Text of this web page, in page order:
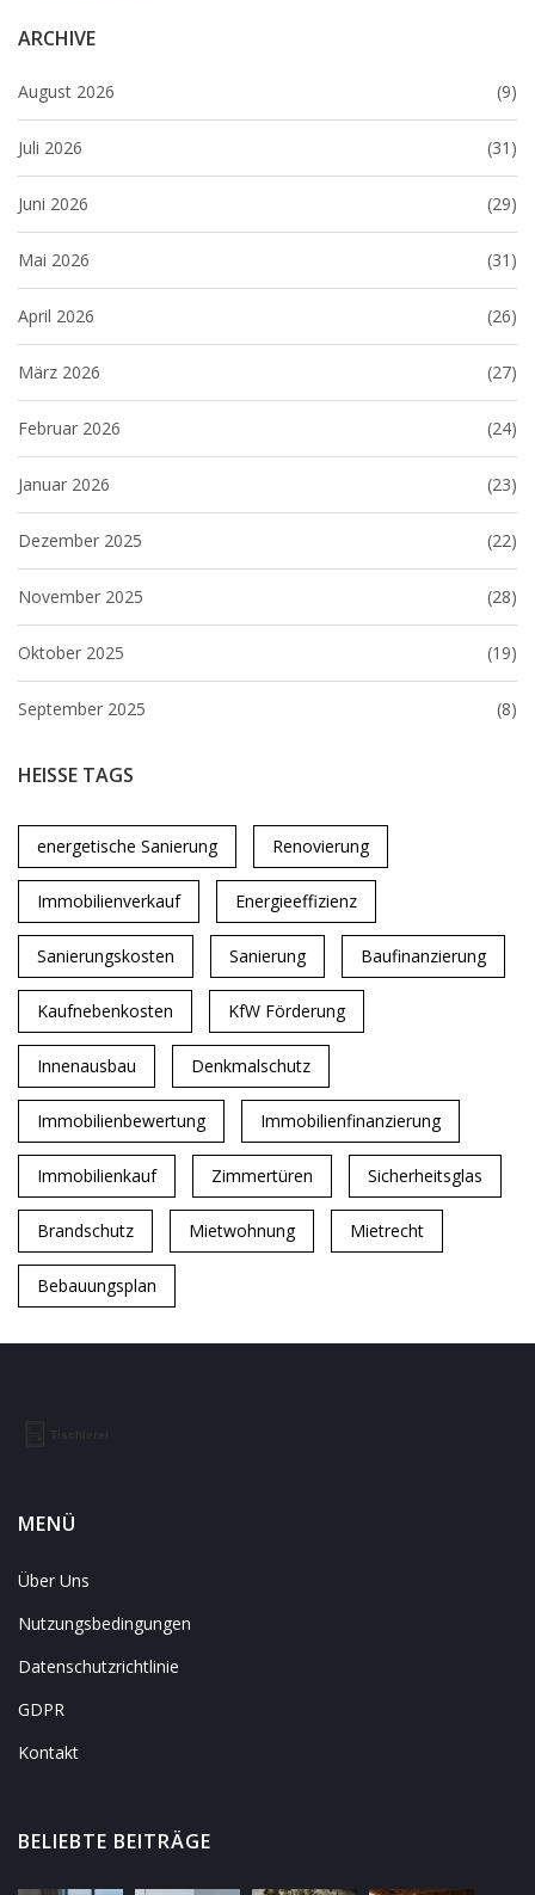
ARCHIVE
August 2026 (9)
Juli 2026 (31)
Juni 2026 (29)
Mai 2026 (31)
April 2026 (26)
März 2026 (27)
Februar 2026 (24)
Januar 2026 (23)
Dezember 2025 (22)
November 2025 (28)
Oktober 2025 (19)
September 2025 (8)
HEISSE TAGS
energetische Sanierung Renovierung
Immobilienverkauf Energieeffizienz
Sanierungskosten Sanierung Baufinanzierung
Kaufnebenkosten KfW Förderung
Innenausbau Denkmalschutz
Immobilienbewertung Immobilienfinanzierung
Immobilienkauf Zimmertüren Sicherheitsglas
Brandschutz Mietwohnung Mietrecht
Bebauungsplan
MENÜ
Über Uns
Nutzungsbedingungen
Datenschutzrichtlinie
GDPR
Kontakt
BELIEBTE BEITRÄGE